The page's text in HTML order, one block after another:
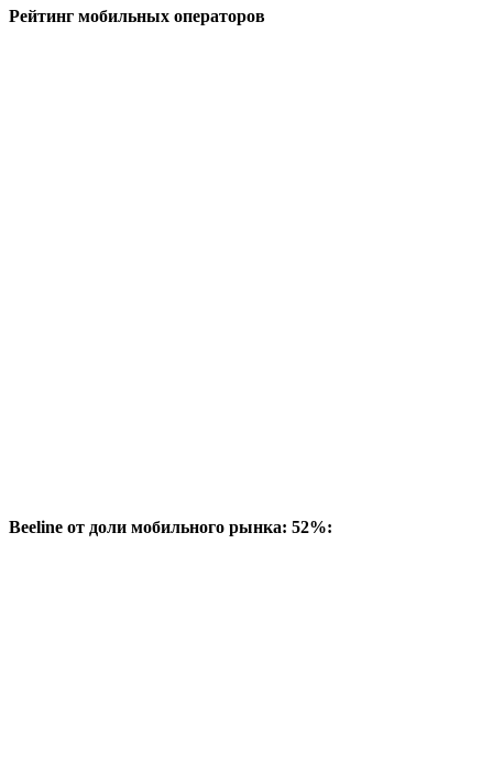
Рейтинг мобильных операторов
Beeline от доли мобильного рынка: 52%: